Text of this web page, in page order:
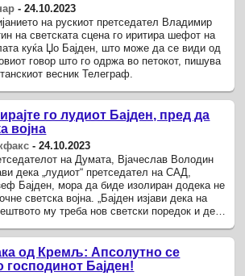
-24.10.2023
на рускиот претседател Владимир
на светската сцена го иритира шефот на
куќа Џо Бајден, што може да се види од
говор што го одржа во петокот, пишува
весник Телеграф.
го лудиот Бајден, пред да
војна
-24.10.2023
на Думата, Вјачеслав Володин
дека „лудиот“ претседател на САД,
Бајден, мора да биде изолиран додека не
светска војна. „Бајден изјави дека на
му треба нов светски поредок и дека
од Кремљ: Апсолутно се
господинот Бајден!